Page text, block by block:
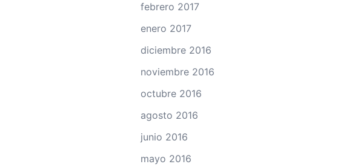
febrero 2017
enero 2017
diciembre 2016
noviembre 2016
octubre 2016
agosto 2016
junio 2016
mayo 2016